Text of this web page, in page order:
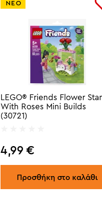
ΝΕΟ
LEGO® Friends Flower
With Roses Mini Builds
(30721)
4,99 €
Προσθήκη στο καλάθι